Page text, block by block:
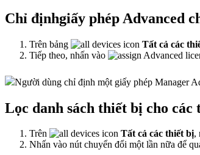
Chỉ địnhgiấy phép Advanced
Trên bảng Tất cả các
Tiếp theo, nhấn vào
Người dùng chỉ định một giấy phép Manager
Lọc danh sách thiết bị cho các
Trên Tất cả các thiết bị,
Nhấn vào nút chuyển đổi một lần nữa để